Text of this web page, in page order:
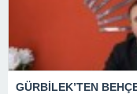
GÜRBİLEK’TEN